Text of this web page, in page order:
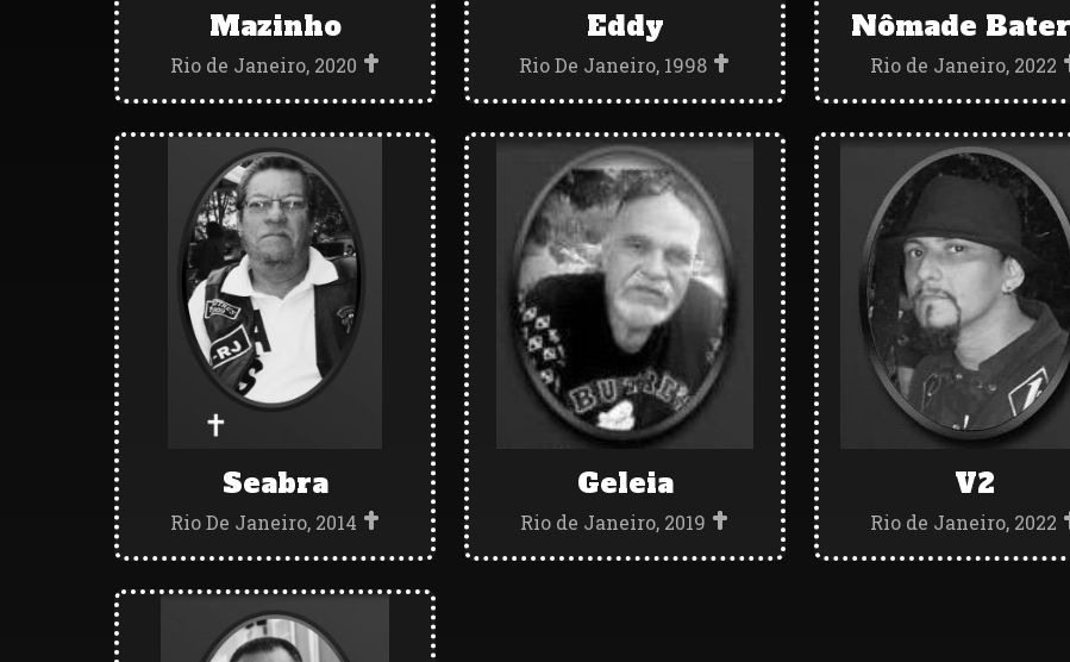
Mazinho
Rio de Janeiro, 2020
Eddy
Rio De Janeiro, 1998
Nômade
Rio de Janeiro, 2022
Seabra
Rio De Janeiro, 2014
Geleia
Rio de Janeiro, 2019
V2
Rio de Janeiro, 2022